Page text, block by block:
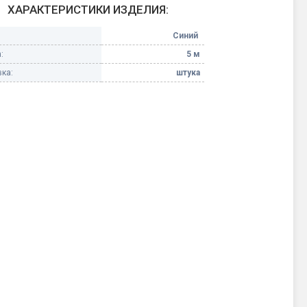
Небесные фонарики
ХАРАКТЕРИСТИКИ ИЗДЕЛИЯ:
Синий
5 м
штука